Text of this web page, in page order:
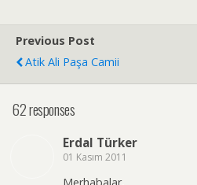
Previous Post
Atik Ali Paşa Camii
62 responses
Erdal Türker
01 Kasım 2011